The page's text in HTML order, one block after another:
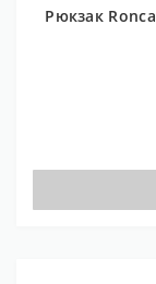
Рюкзак